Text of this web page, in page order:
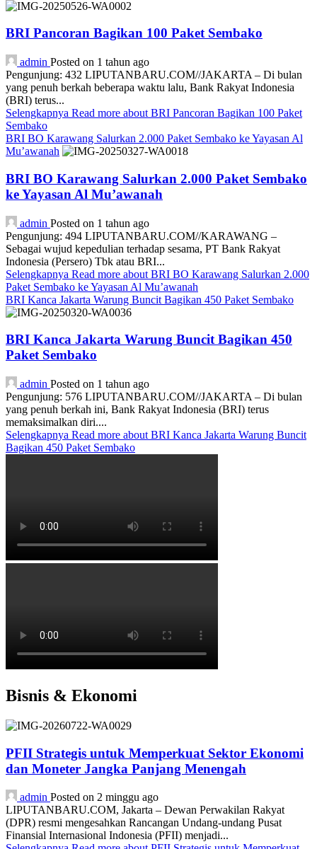
BRI Pancoran Bagikan 100 Paket Sembako
admin Posted on 1 tahun ago
Pengunjung: 432 LIPUTANBARU.COM//JAKARTA – Di bulan
yang penuh berkah beberapa waktu lalu, Bank Rakyat Indonesia
(BRI) terus...
Selengkapnya Read more about BRI Pancoran Bagikan 100 Paket
Sembako
BRI BO Karawang Salurkan 2.000 Paket Sembako ke Yayasan Al
Mu’awanah
BRI BO Karawang Salurkan 2.000 Paket Sembako
ke Yayasan Al Mu’awanah
admin Posted on 1 tahun ago
Pengunjung: 494 LIPUTANBARU.COM//KARAWANG –
Sebagai wujud kepedulian terhadap sesama, PT Bank Rakyat
Indonesia (Persero) Tbk atau BRI...
Selengkapnya Read more about BRI BO Karawang Salurkan 2.000
Paket Sembako ke Yayasan Al Mu’awanah
BRI Kanca Jakarta Warung Buncit Bagikan 450 Paket Sembako
BRI Kanca Jakarta Warung Buncit Bagikan 450
Paket Sembako
admin Posted on 1 tahun ago
Pengunjung: 576 LIPUTANBARU.COM//JAKARTA – Di bulan
yang penuh berkah ini, Bank Rakyat Indonesia (BRI) terus
memaksimalkan diri....
Selengkapnya Read more about BRI Kanca Jakarta Warung Buncit
Bagikan 450 Paket Sembako
Bisnis & Ekonomi
PFII Strategis untuk Memperkuat Sektor Ekonomi
dan Moneter Jangka Panjang Menengah
admin Posted on 2 minggu ago
LIPUTANBARU.COM, Jakarta – Dewan Perwakilan Rakyat
(DPR) resmi mengesahkan Rancangan Undang-undang Pusat
Finansial Internasional Indonesia (PFII) menjadi...